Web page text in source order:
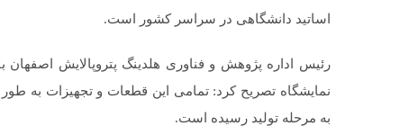
اساتید دانشگاهی در سراسر کشور است.
رئیس اداره پژوهش و فناوری هلدینگ پتروپالایش اصفهان
نمایشگاه تصریح کرد: تمامی این قطعات و تجهیزات به
به مرحله تولید رسیده است.